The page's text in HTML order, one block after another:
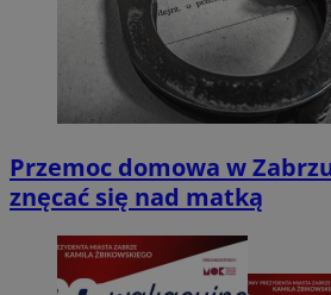
Przemoc domowa w
znęcać się nad matką